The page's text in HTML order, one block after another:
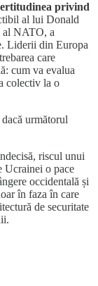
privind
al lui Donald
al NATO, a
Liderii din Europa
care
cum va evalua
colectiv la o
următorul
riscul unui
Ucrainei o pace
occidentală și
în faza în care
de securitate